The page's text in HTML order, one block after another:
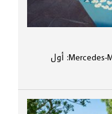
Mercedes-Maybach SL 680 Monogram Series: أول